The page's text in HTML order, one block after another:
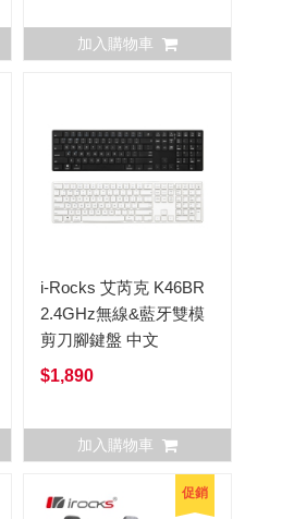
加入購物車
i-Rocks 艾芮克 K46BR
2.4GHz無線&藍牙雙模
剪刀腳鍵盤 中文
$1,890
加入購物車
促銷